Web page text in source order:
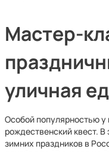
Мастер-
уличная
Особой популярностью у
рождественский квест.
зимних праздников в